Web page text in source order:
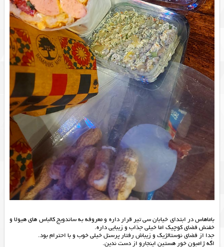
باماهاس در ابتدای خیابان سی تیر قرار داره و معروفه به ساندویج کالباس های هیولا و
خفنش فضای کوچیک اما خیلی جذاب و زیبایی داره.
جدا از فضای نوستالژیک و زیباش رفتار پرسنل خیلی خوب و با احترام بود.
اگه ژامبون خور هستین اینجارو از دست ندین.